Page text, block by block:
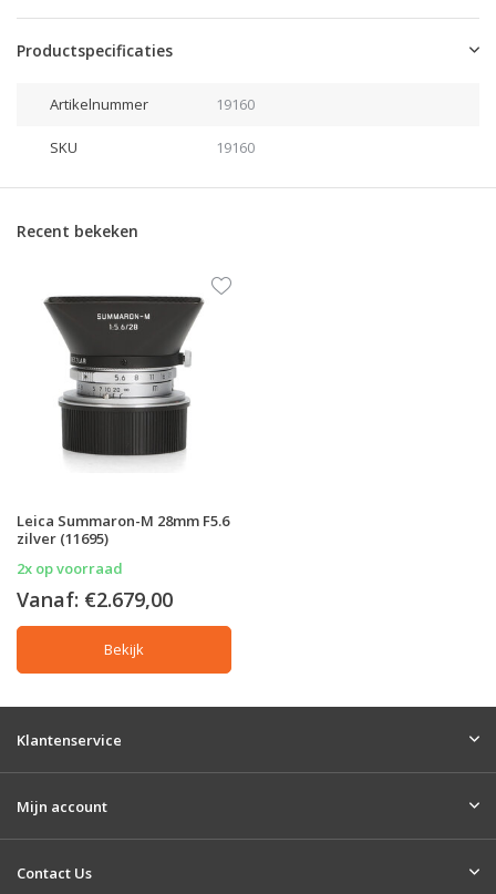
Productspecificaties
Artikelnummer 19160
SKU 19160
Recent bekeken
Leica Summaron-M 28mm F5.6
zilver (11695)
2x op voorraad
Vanaf: €2.679,00
Bekijk
Klantenservice
Mijn account
Contact Us